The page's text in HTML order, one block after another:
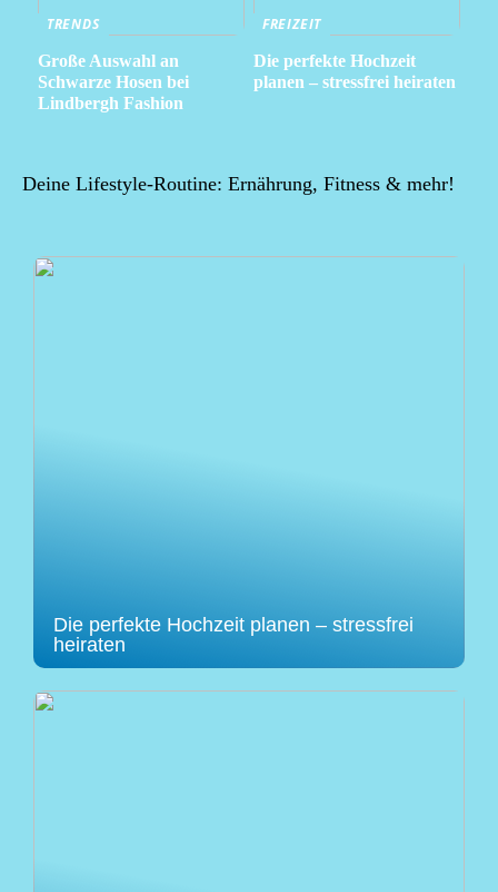
TRENDS
Große Auswahl an
Schwarze Hosen bei
Lindbergh Fashion
FREIZEIT
Die perfekte Hochzeit
planen – stressfrei heiraten
Deine Lifestyle-Routine: Ernährung, Fitness & mehr!
Die perfekte Hochzeit planen – stressfrei
heiraten